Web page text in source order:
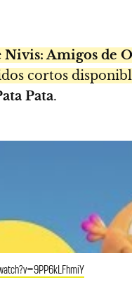
Nivis: Amigos de
cortos
Pata.